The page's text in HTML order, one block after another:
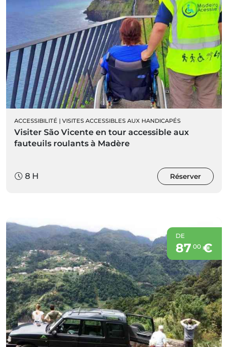
ACCESSIBILITÉ | VISITES ACCESSIBLES AUX HANDICAPÉS
Visiter São Vicente en tour accessible aux
fauteuils roulants à Madère
8 H Réserver
DE
87 00€